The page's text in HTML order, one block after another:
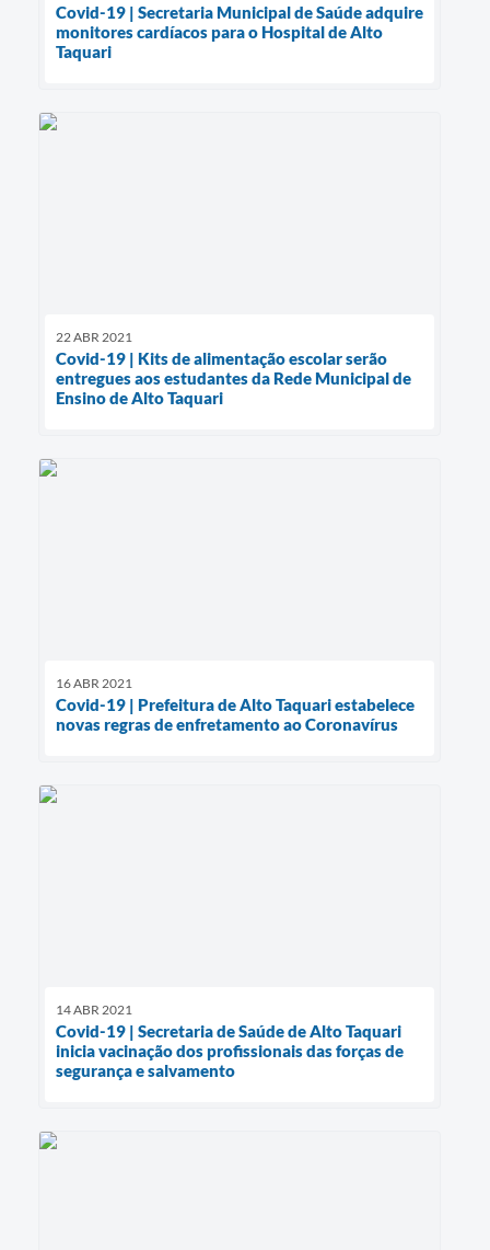
Covid-19 | Secretaria Municipal de Saúde adquire
monitores cardíacos para o Hospital de Alto
Taquari
22 ABR 2021
Covid-19 | Kits de alimentação escolar serão
entregues aos estudantes da Rede Municipal de
Ensino de Alto Taquari
16 ABR 2021
Covid-19 | Prefeitura de Alto Taquari estabelece
novas regras de enfretamento ao Coronavírus
14 ABR 2021
Covid-19 | Secretaria de Saúde de Alto Taquari
inicia vacinação dos profissionais das forças de
segurança e salvamento